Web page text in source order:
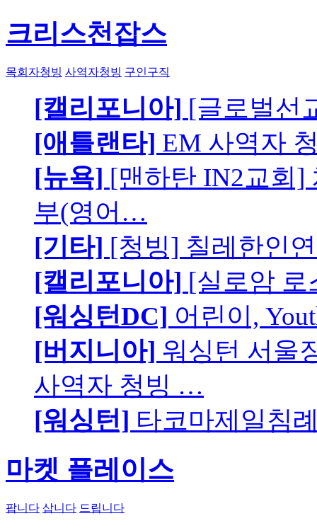
크리스천잡스
목회자청빙 사역자청빙 구인구직
[캘리포니아] [글로벌선
[애틀랜타] EM 사역자
[뉴욕] [맨하탄 IN2교회]
부(영어…
[기타] [청빙] 칠레한인
[캘리포니아] [실로암 로
[워싱턴DC] 어린이,
[버지니아] 워싱턴 서울
사역자 청빙 …
[워싱턴] 타코마제일침
마켓 플레이스
팝니다 삽니다 드립니다